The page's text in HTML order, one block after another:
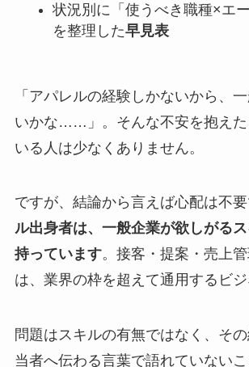
状況別に「使うべき職種×エー
を整理した早見表
「アパレルの経験しかないから、
いかな……」。そんな不安を抱えた
いる人は少なくありません。
ですが、結論から言えば心配は不要
ル出身者は、一般企業が欲しがる
持っています。接客・提案・売上
は、業界の枠を超えて通用するビジ
問題はスキルの有無ではなく、そ
当者へ伝わる言葉で語れていない